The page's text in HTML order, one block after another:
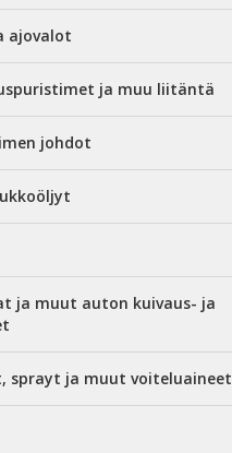
ajovalot
ja muu liitäntä
johdot
ja muut auton kuivaus- ja
sprayt ja muut voiteluaineet